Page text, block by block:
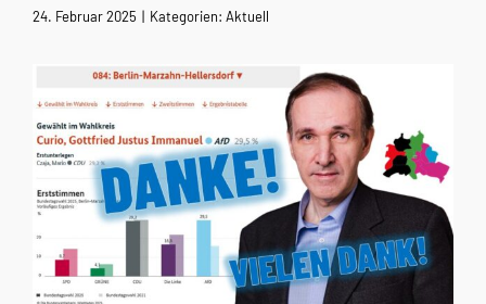
24. Februar 2025 | Kategorien: Aktuell